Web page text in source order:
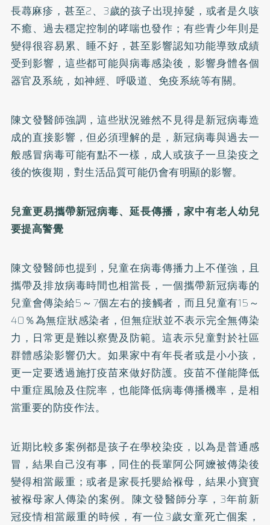
長蕁麻疹，甚至2、3歲的孩子出現掉髮，或者是久咳
不癒、過去穩定控制的哮喘也發作；有些青少年則是
變得很容易累、睡不好，甚至影響認知功能導致成績
受到影響，這些都可能與病毒感染後，影響身體各個
器官及系統，如神經、呼吸道、免疫系統等有關。
陳文發醫師強調，這些狀況雖然不見得是新冠病毒造
成的直接影響，但必須理解的是，新冠病毒與過去一
般感冒病毒可能有點不一樣，成人或孩子一旦染疫之
後的恢復期，對生活品質可能仍會有明顯的影響。
兒童更易攜帶新冠病毒、延長傳播，家中有老人幼兒
要提高警覺
陳文發醫師也提到，兒童在病毒傳播力上不僅強，且
攜帶及排放病毒時間也相當長，一個攜帶新冠病毒的
兒童會傳染給5～7個左右的接觸者，而且兒童有15～
40％為無症狀感染者，但無症狀並不表示完全無傳染
力，日常更是難以察覺及防範。這表示兒童對於社區
群體感染影響仍大。如果家中有年長者或是小小孩，
更一定要透過施打疫苗來做好防護。疫苗不僅能降低
中重症風險及住院率，也能降低病毒傳播機率，是相
當重要的防疫作法。
近期比較多案例都是孩子在學校染疫，以為是普通感
冒，結果自己沒有事，同住的長輩阿公阿嬤被傳染後
變得相當嚴重；或者是家長托嬰給褓母，結果小寶寶
被褓母家人傳染的案例。陳文發醫師分享，3年前新
冠疫情相當嚴重的時候，有一位3歲女童死亡個案，